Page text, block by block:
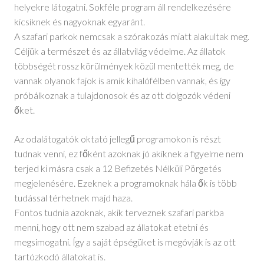
helyekre látogatni. Sokféle program áll rendelkezésére
kicsiknek és nagyoknak egyaránt.
A szafari parkok nemcsak a szórakozás miatt alakultak meg.
Céljük a természet és az állatvilág védelme. Az állatok
többségét rossz körülmények közül mentették meg, de
vannak olyanok fajok is amik kihalófélben vannak, és így
próbálkoznak a tulajdonosok és az ott dolgozók védeni
őket.
Az odalátogatók oktató jellegű programokon is részt
tudnak venni, ez főként azoknak jó akiknek a figyelme nem
terjed ki másra csak a 12 Befizetés Nélküli Pörgetés
megjelenésére. Ezeknek a programoknak hála ők is több
tudással térhetnek majd haza.
Fontos tudnia azoknak, akik terveznek szafari parkba
menni, hogy ott nem szabad az állatokat etetni és
megsimogatni. Így a saját épségüket is megóvják is az ott
tartózkodó állatokat is.